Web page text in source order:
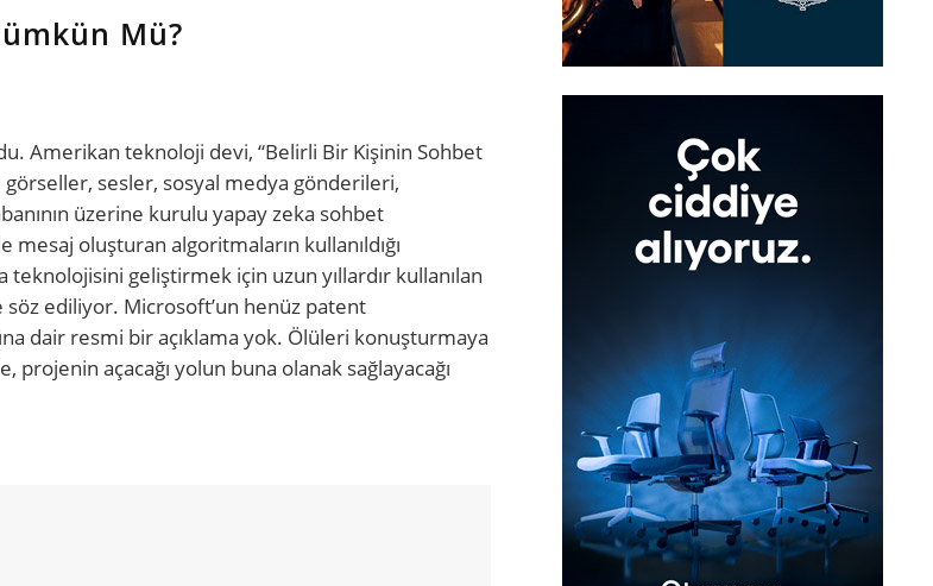
Mü?
Amerikan teknoloji devi, “Belirli Bir Kişinin Sohbet
görseller, sesler, sosyal medya gönderileri,
üzerine kurulu yapay zeka sohbet
oluşturan algoritmaların kullanıldığı
geliştirmek için uzun yıllardır kullanılan
ediliyor. Microsoft’un henüz patent
dair resmi bir açıklama yok. Ölüleri konuşturmaya
açacağı yolun buna olanak sağlayacağı